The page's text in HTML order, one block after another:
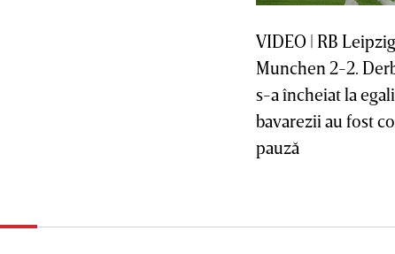
VIDEO | RB
Munchen 2-2.
s-a încheiat la
bavarezii au fost
pauză